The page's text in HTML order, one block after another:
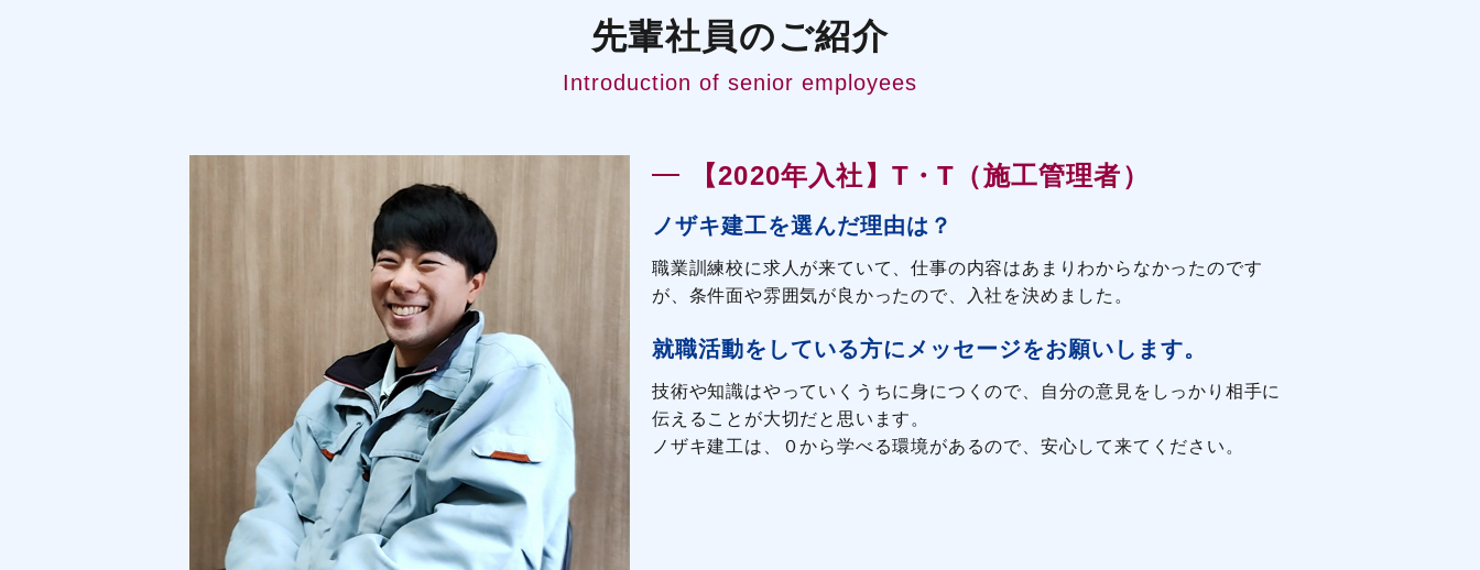
先輩社員のご紹介
Introduction of senior employees
【2020年入社】T・T（施工管理者）
ノザキ建工を選んだ理由は？
職業訓練校に求人が来ていて、仕事の内容はあまりわからなかったのです
が、条件面や雰囲気が良かったので、入社を決めました。
就職活動をしている方にメッセージをお願いします。
技術や知識はやっていくうちに身につくので、自分の意見をしっかり相手に
伝えることが大切だと思います。
ノザキ建工は、０から学べる環境があるので、安心して来てください。